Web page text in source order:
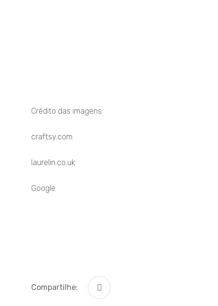
Crédito das imagens:
craftsy.com
laurelin.co.uk
Google
Compartilhe: